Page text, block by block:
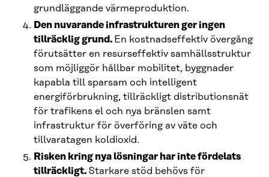
grundläggande värmeproduktion.
Den nuvarande infrastrukturen ger ingen
tillräcklig grund. En kostnadseffektiv övergång
förutsätter en resurseffektiv samhällsstruktur
som möjliggör hållbar mobilitet, byggnader
kapabla till sparsam och intelligent
energiförbrukning, tillräckligt distributionsnät
för trafikens el och nya bränslen samt
infrastruktur för överföring av väte och
tillvaratagen koldioxid.
Risken kring nya lösningar har inte fördelats
tillräckligt. Starkare stöd behövs för